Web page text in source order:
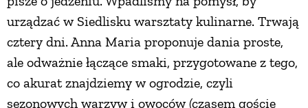
urządzać w Siedlisku warsztaty kulinarne. Trwają
cztery dni. Anna Maria proponuje dania proste,
ale odważnie łączące smaki, przygotowane z tego,
co akurat znajdziemy w ogrodzie, czyli
sezonowych warzyw i owoców (czasem goście